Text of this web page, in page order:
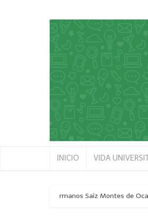
INICIO VIDA
del Río «Hermanos Saíz Montes de Oca»